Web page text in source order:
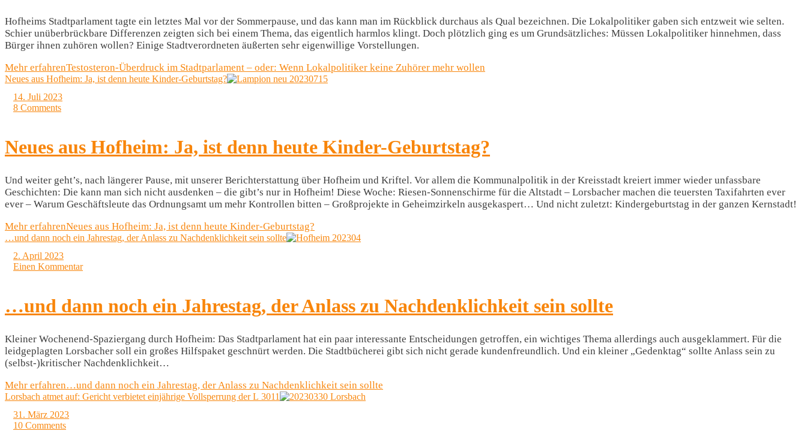
Hofheims Stadtparlament tagte ein letztes Mal vor der Sommerpause, und das kann man im Rückblick durchaus als Qual bezeichnen. Die Lokalpolitiker gaben sich entzweit wie selten.
Schier unüberbrückbare Differenzen zeigten sich bei einem Thema, das eigentlich harmlos klingt. Doch plötzlich ging es um Grundsätzliches: Müssen Lokalpolitiker hinnehmen, dass
Bürger ihnen zuhören wollen? Einige Stadtverordneten äußerten sehr eigenwillige Vorstellungen.
Mehr erfahrenTestosteron-Überdruck im Stadtparlament – oder: Wenn Lokalpolitiker keine Zuhörer mehr wollen
Neues aus Hofheim: Ja, ist denn heute Kinder-Geburtstag?
14. Juli 2023
8 Comments
Neues aus Hofheim: Ja, ist denn heute Kinder-Geburtstag?
Und weiter geht’s, nach längerer Pause, mit unserer Berichterstattung über Hofheim und Kriftel. Vor allem die Kommunalpolitik in der Kreisstadt kreiert immer wieder unfassbare
Geschichten: Die kann man sich nicht ausdenken – die gibt’s nur in Hofheim! Diese Woche: Riesen-Sonnenschirme für die Altstadt – Lorsbacher machen die teuersten Taxifahrten ever
ever – Warum Geschäftsleute das Ordnungsamt um mehr Kontrollen bitten – Großprojekte in Geheimzirkeln ausgekaspert… Und nicht zuletzt: Kindergeburtstag in der ganzen Kernstadt!
Mehr erfahrenNeues aus Hofheim: Ja, ist denn heute Kinder-Geburtstag?
…und dann noch ein Jahrestag, der Anlass zu Nachdenklichkeit sein sollte
2. April 2023
Einen Kommentar
…und dann noch ein Jahrestag, der Anlass zu Nachdenklichkeit sein sollte
Kleiner Wochenend-Spaziergang durch Hofheim: Das Stadtparlament hat ein paar interessante Entscheidungen getroffen, ein wichtiges Thema allerdings auch ausgeklammert. Für die
leidgeplagten Lorsbacher soll ein großes Hilfspaket geschnürt werden. Die Stadtbücherei gibt sich nicht gerade kundenfreundlich. Und ein kleiner „Gedenktag“ sollte Anlass sein zu
(selbst-)kritischer Nachdenklichkeit…
Mehr erfahren…und dann noch ein Jahrestag, der Anlass zu Nachdenklichkeit sein sollte
Lorsbach atmet auf: Gericht verbietet einjährige Vollsperrung der L 3011
31. März 2023
10 Comments